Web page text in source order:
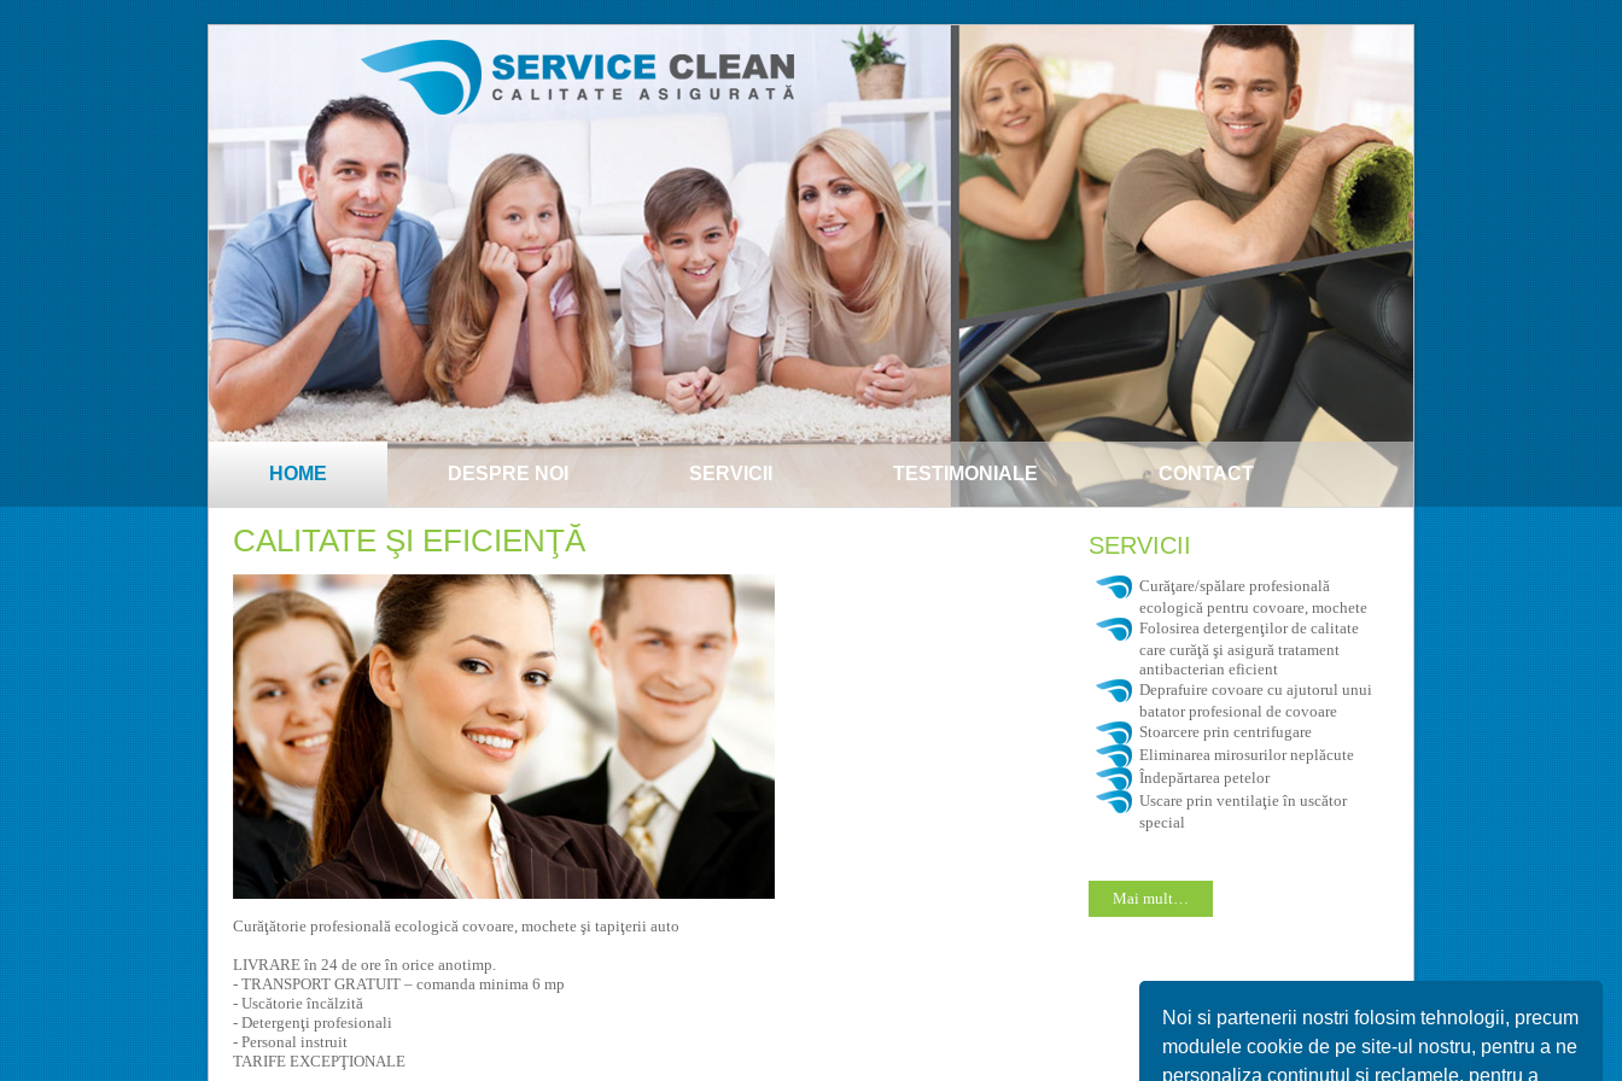
Noi si partenerii nostri folosim tehnologii, precum
modulele cookie de pe site-ul nostru, pentru a ne
personaliza continutul si reclamele, pentru a
HOME DESPRE NOI SERVICII TESTIMONIALE CONTACT
CALITATE ŞI EFICIENŢĂ
Curăţătorie profesională ecologică covoare, mochete şi tapiţerii auto
LIVRARE în 24 de ore în orice anotimp.
- TRANSPORT GRATUIT – comanda minima 6 mp
- Uscătorie încălzită
- Detergenţi profesionali
- Personal instruit
TARIFE EXCEPŢIONALE
SERVICII
Curăţare/spălare profesională
ecologică pentru covoare, mochete
Folosirea detergenţilor de calitate
care curăţă şi asigură tratament
antibacterian eficient
Deprafuire covoare cu ajutorul unui
batator profesional de covoare
Stoarcere prin centrifugare
Eliminarea mirosurilor neplăcute
Îndepărtarea petelor
Uscare prin ventilaţie în uscător
special
Mai mult…